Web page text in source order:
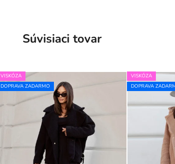
Súvisiaci tovar
VISKÓZA
DOPRAVA ZADARMO
VISKÓZA
DOPRAVA